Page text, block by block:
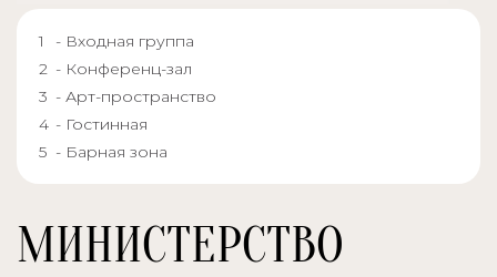
- Входная группа
- Конференц-зал
- Арт-пространство
- Гостинная
- Барная зона
МИНИСТЕРСТВО